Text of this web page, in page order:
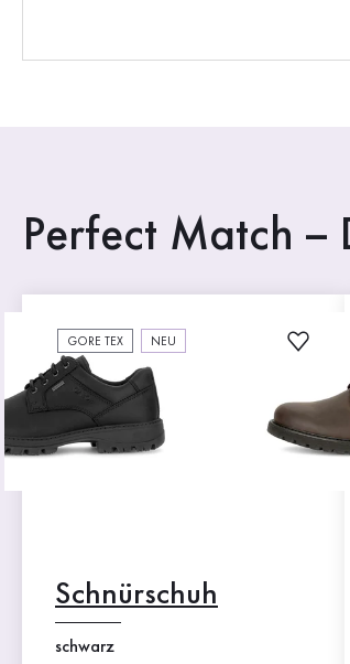
Perfect Match
GORE TEX NEU
Schnürschuh
schwarz